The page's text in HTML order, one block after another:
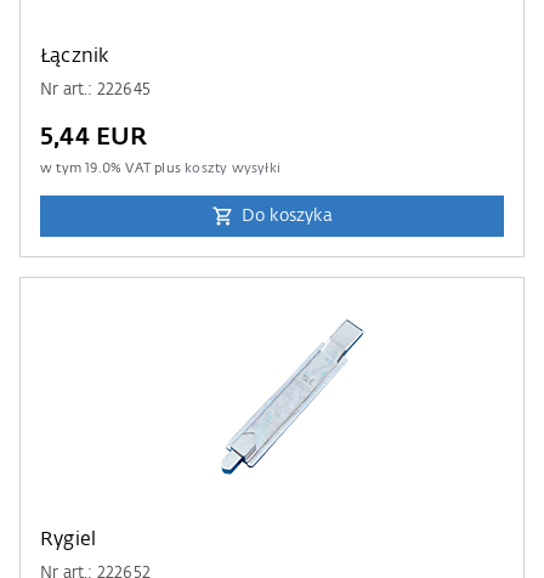
Łącznik
Nr art.: 222645
5,44 EUR
w tym19.0% VAT plus koszty wysyłki
Do koszyka
Rygiel
Nr art.: 222652